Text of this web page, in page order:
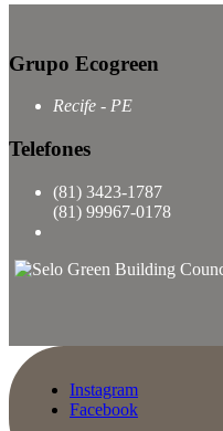
Grupo Ecogreen
Recife - PE
Telefones
(81) 3423-1787
(81) 99967-0178
Instagram
Facebook